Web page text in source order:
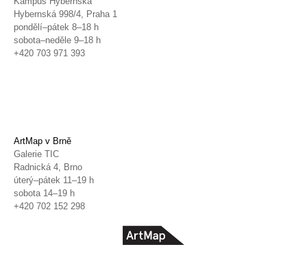
Hybernská 998/4, Praha 1
pondělí–pátek 8–18 h
sobota–neděle 9–18 h
+420 703 971 393
ArtMap v Brně
Galerie TIC
Radnická 4, Brno
úterý–pátek 11–19 h
sobota 14–19 h
+420 702 152 298